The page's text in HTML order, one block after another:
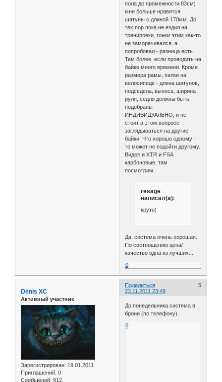
пола до промежности 83см)
мне больше нравятся
шатуны с длиной 170мм. До
тех пор пока не ездил на
тренировки, гонки этим как-то
не заморачивался, а
попробовал - разница есть.
Тем более, если проводить на
байке много времени. Кроме
размера рамы, палки на
велосипеде - длина шатунов,
подседела, выноса, ширина
руля, седло должны быть
подобраны
ИНДИВИДУАЛЬНО, и не
стоит в этом вопросе
заглядываться на другие
байки. Что хорошо одному -
то может не подойти другому.
Видел и XTR и FSA
карбоновые, там
посмотрим...
resage
написал(а):
круто)
Да, система очень хорошая.
По соотношению цена/
качество одна из лучших...
0
Поделиться
5
23.11.2011 23:49
Denis XC
Активный участник
Зарегистрирован: 19.01.2011
Приглашений: 0
Сообщений: 912
До понедельника система в
брони (по телефону).
0